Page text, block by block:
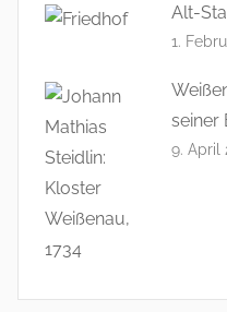
Alt-
1.
seiner
9. April